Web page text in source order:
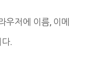
우저에 이름, 이메
.